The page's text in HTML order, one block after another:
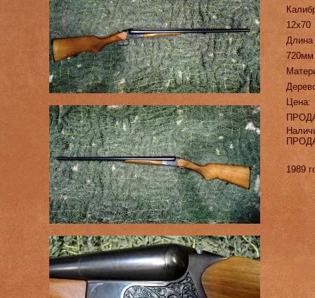
12х70
720мм
Цена:
1989